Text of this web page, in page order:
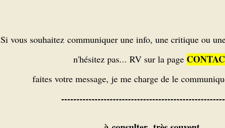
Si vous souhaitez communiquer une info, une critique ou
n'hésitez pas... RV sur la page
faites votre message, je me charge de le